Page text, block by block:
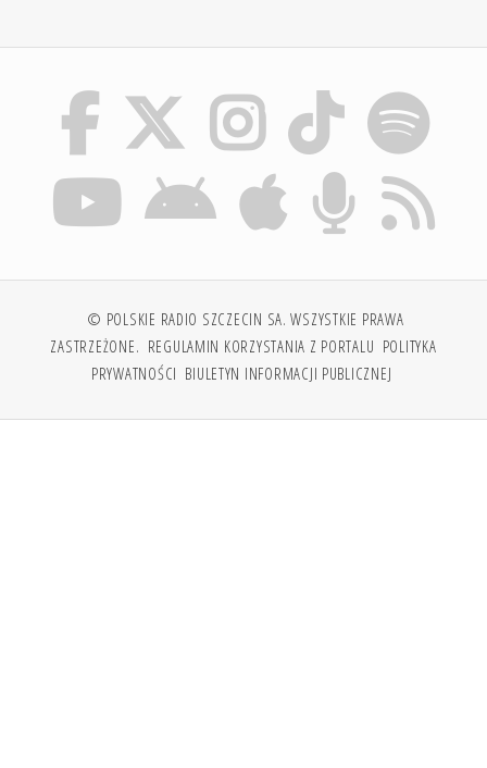
© POLSKIE RADIO SZCZECIN SA. WSZYSTKIE PRAWA
ZASTRZEŻONE. REGULAMIN KORZYSTANIA Z PORTALU POLITYKA
PRYWATNOŚCI BIULETYN INFORMACJI PUBLICZNEJ